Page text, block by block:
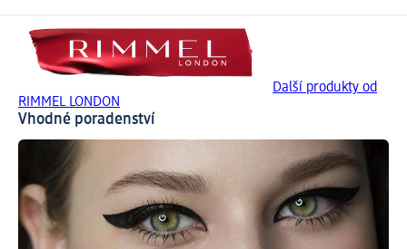
Další produkty od
RIMMEL LONDON
Vhodné poradenství